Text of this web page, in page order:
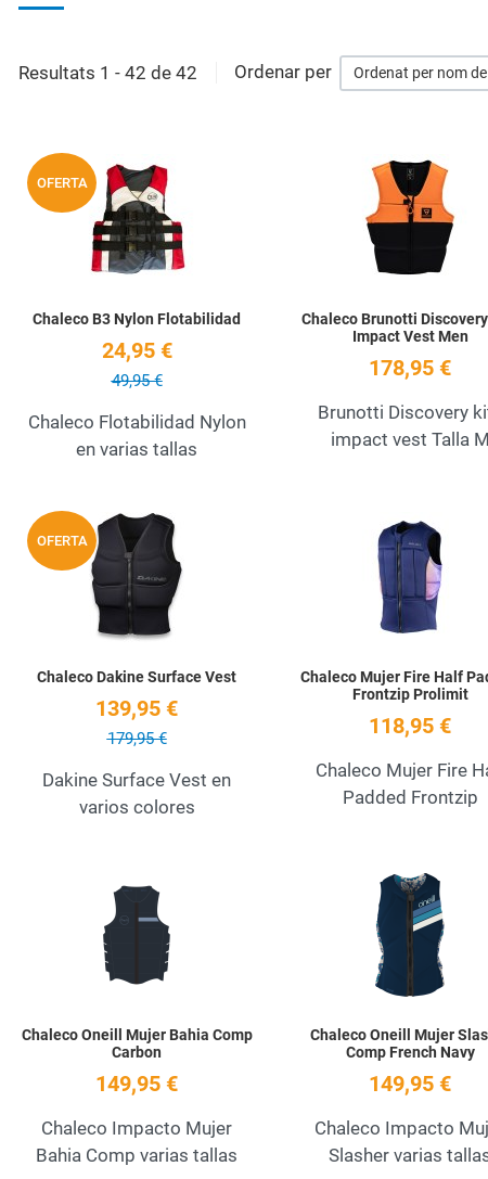
Resultats 1 - 42 de 42 Ordenar per Ordenat per nom
OFERTA
Add to Wishlist
Chaleco B3 Nylon Flotabilidad
24,95 €
49,95 €
Chaleco Flotabilidad Nylon
en varias tallas
Chaleco Brunotti
Impact Vest Men
178,95 €
Brunotti Discovery
impact vest Talla M
OFERTA
Chaleco Dakine Surface Vest
139,95 €
179,95 €
Dakine Surface Vest en
varios colores
Chaleco Mujer Fire Half
Frontzip Prolimit
118,95 €
Chaleco Mujer Fire
Padded Frontzip
Add to Wishlist
Chaleco Oneill Mujer Bahia Comp
Carbon
149,95 €
Chaleco Impacto Mujer
Bahia Comp varias tallas
Chaleco Oneill Mujer
Comp French Navy
149,95 €
Chaleco Impacto
Slasher varias